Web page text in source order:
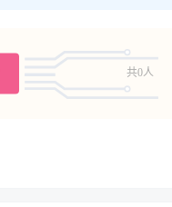
共0人